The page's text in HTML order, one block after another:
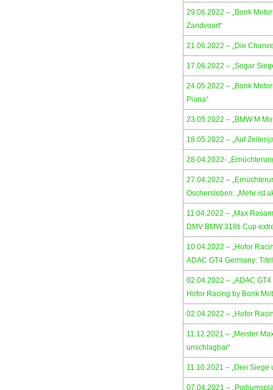
29.06.2022 – „Bonk
Zandvoort“
21.06.2022 – „Die
17.06.2022 – „Sogar
24.05.2022 – „Bonk
Piana“
23.05.2022 – „BMW M
18.05.2022 – „Auf
28.04.2022-
27.04.2022 –
Oschersleben: „Mehr ist
11.04.2022 – „Max
DMV BMW 318ti Cup
10.04.2022 – „Hofor
ADAC GT4 Germany:
02.04.2022 – „ADAC
Hofor Racing by Bonk
02.04.2022 – „Hofor
11.12.2021 – „Meister
unschlagbar“
11.10.2021 – „Drei Siege
07.04.2021 –